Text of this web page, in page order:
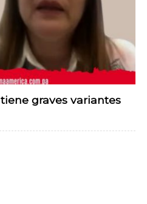
graves variantes